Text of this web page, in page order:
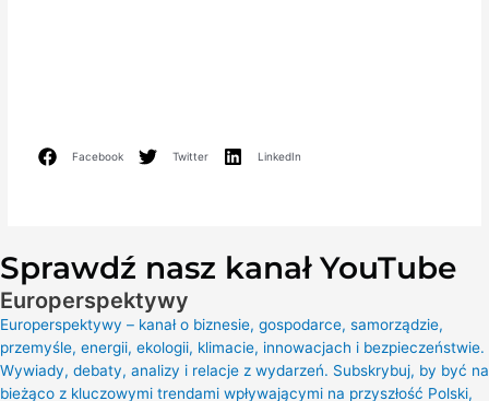
Facebook Twitter LinkedIn
Sprawdź nasz kanał YouTube
Europerspektywy
Europerspektywy – kanał o biznesie, gospodarce, samorządzie,
przemyśle, energii, ekologii, klimacie, innowacjach i bezpieczeństwie.
Wywiady, debaty, analizy i relacje z wydarzeń. Subskrybuj, by być na
bieżąco z kluczowymi trendami wpływającymi na przyszłość Polski,